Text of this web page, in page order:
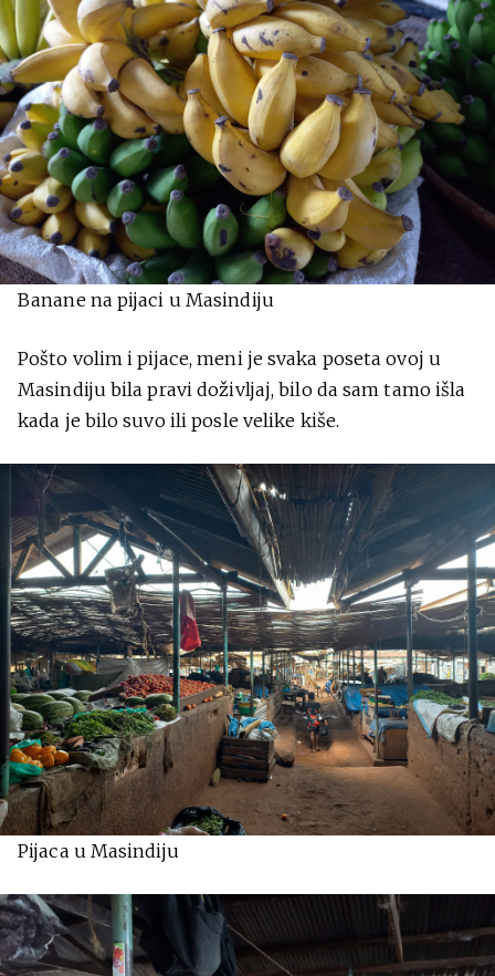
Banane na pijaci u Masindiju
Pošto volim i pijace, meni je svaka poseta ovoj u
Masindiju bila pravi doživljaj, bilo da sam tamo išla
kada je bilo suvo ili posle velike kiše.
Pijaca u Masindiju